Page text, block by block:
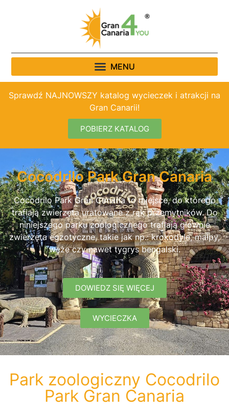
Sprawdź NAJNOWSZY katalog wycieczek i atrakcji na
Gran Canarii!
POBIERZ KATALOG
Cocodrilo Park Gran Canaria
Cocodrilo Park Gran Canaria to miejsce, do którego
trafiają zwierzęta uratowane z rąk przemytników. Do
niniejszego parku zoologicznego trafiają głównie
zwierzęta egzotyczne, takie jak np.: krokodyle, małpy,
węże czy nawet tygrys bengalski.
DOWIEDZ SIĘ WIĘCEJ
WYCIECZKA
Park zoologiczny Cocodrilo
Park Gran Canaria​